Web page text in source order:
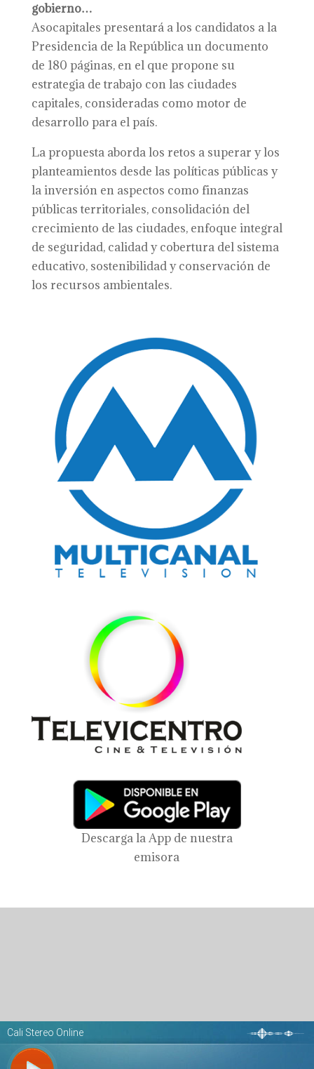
gobierno…
Asocapitales presentará a los candidatos a la
Presidencia de la República un documento
de 180 páginas, en el que propone su
estrategia de trabajo con las ciudades
capitales, consideradas como motor de
desarrollo para el país.
La propuesta aborda los retos a superar y los
planteamientos desde las políticas públicas y
la inversión en aspectos como finanzas
públicas territoriales, consolidación del
crecimiento de las ciudades, enfoque integral
de seguridad, calidad y cobertura del sistema
educativo, sostenibilidad y conservación de
los recursos ambientales.
Descarga la App de nuestra
emisora